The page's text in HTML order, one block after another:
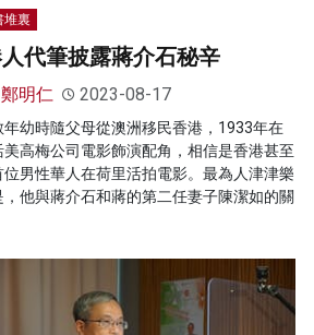
堆裏
代筆披露蔣介石秘辛
鄭明仁 2023-08-17
年幼時隨父母從澳洲移民香港，1933年在
美高梅公司電影飾演配角，相信是香港甚至
位男性華人在荷里活拍電影。最為人津津樂
，他與蔣介石和蔣的第二任妻子陳潔如的關